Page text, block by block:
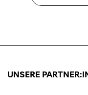
UNSERE